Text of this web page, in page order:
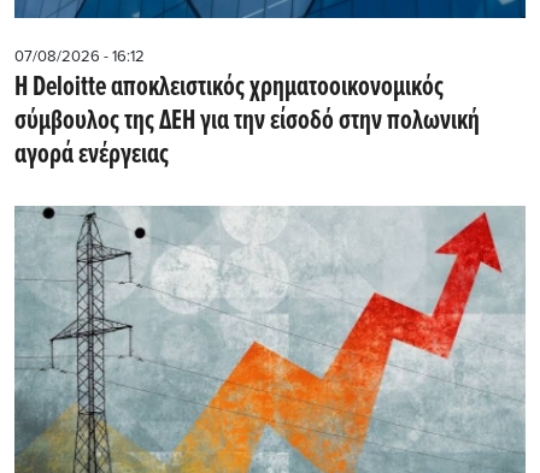
07/08/2026 - 16:12
Η Deloitte αποκλειστικός χρηματοοικονομικός
σύμβουλος της ΔΕΗ για την είσοδό στην πολωνική
αγορά ενέργειας